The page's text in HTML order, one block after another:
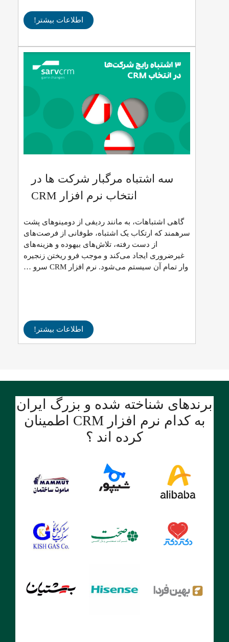
اطلاعات بیشتر!
سه اشتباه مرگبار شرکت ها در
انتخاب نرم افزار CRM
گاهی اشتباهات، به مانند ردیفی از دومینوهای پشت
سرهمند که ارتکاب یک اشتباه، طوفانی از فرصت‌های
از دست رفته، تلاش‌های بیهوده و هزینه‌های
غیرضروری ایجاد می‌کند و موجب فرو ریختن زنجیره
وار تمام آن سیستم می‌شود. نرم افزار CRM سرو …
اطلاعات بیشتر!
برندهای شناخته شده و بزرگ ایران
به کدام نرم افزار CRM اطمینان
کرده اند ؟